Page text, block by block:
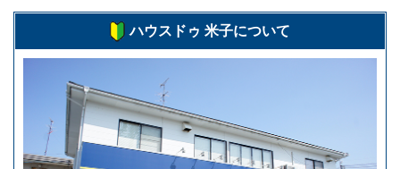
ハウスドゥ 米子について